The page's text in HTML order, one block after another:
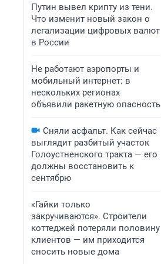
Путин вывел крипту из тени.
Что изменит новый закон о
легализации цифровых валют
в России
Не работают аэропорты и
мобильный интернет: в
нескольких регионах
объявили ракетную опасность
Сняли асфальт. Как сейчас
выглядит разбитый участок
Голоустненского тракта — его
должны восстановить к
сентябрю
«Гайки только
закручиваются». Строители
коттеджей потеряли половину
клиентов — им приходится
сносить новые дома